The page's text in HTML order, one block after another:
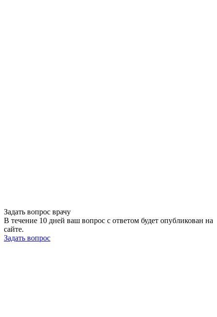
Задать вопрос врачу
В течение 10 дней ваш вопрос с ответом будет опубликован на
сайте.
Задать вопрос